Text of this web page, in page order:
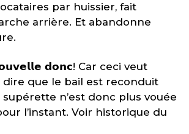
par huissier, fait
arrière. Et abandonne
𝗱𝗼𝗻𝗰! Car ceci veut
que le bail est reconduit
supérette n’est donc plus vouée
l’instant. Voir historique du